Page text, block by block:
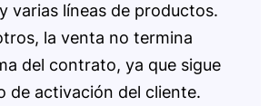
varias líneas de productos.
la venta no termina
del contrato, ya que sigue
de activación del cliente.